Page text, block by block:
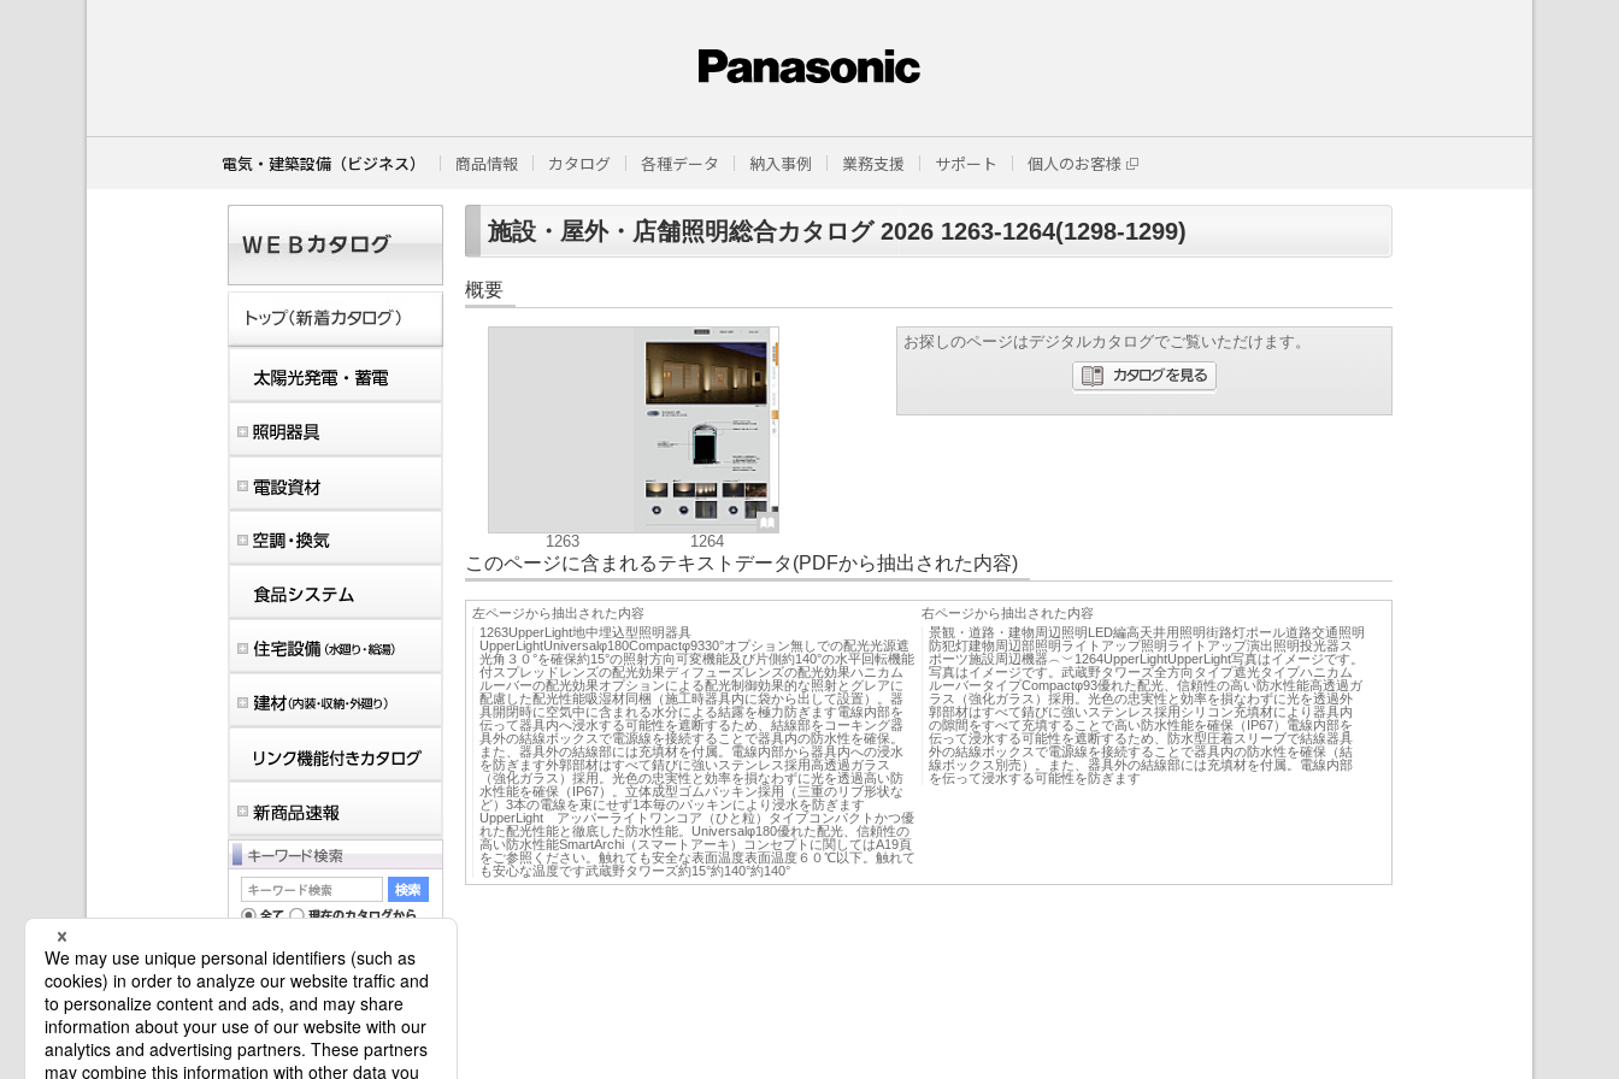
電気・建築設備（ビジネス） 商品情報 カタログ 各種データ 納入事例 業務支援 サポート 個人のお客様
施設・屋外・店舗照明総合カタログ 2026 1263-1264(1298-1299)
概要
1263 1264
お探しのページはデジタルカタログでご覧いただけます。
このページに含まれるテキストデータ(PDFから抽出された内容)
左ページから抽出された内容
1263UpperLight地中埋込型照明器具
UpperLightUniversalφ180Compactφ9330°オプション無しでの配光光源遮
光角３０°を確保約15°の照射方向可変機能及び片側約140°の水平回転機能
付スプレッドレンズの配光効果ディフューズレンズの配光効果ハニカム
ルーバーの配光効果オプションによる配光制御効果的な照射とグレアに
配慮した配光性能吸湿材同梱（施工時器具内に袋から出して設置）。器
具開閉時に空気中に含まれる水分による結露を極力防ぎます電線内部を
伝って器具内へ浸水する可能性を遮断するため、結線部をコーキング器
具外の結線ボックスで電源線を接続することで器具内の防水性を確保。
また、器具外の結線部には充填材を付属。電線内部から器具内への浸水
を防ぎます外郭部材はすべて錆びに強いステンレス採用高透過ガラス
（強化ガラス）採用。光色の忠実性と効率を損なわずに光を透過高い防
水性能を確保（IP67）。立体成型ゴムパッキン採用（三重のリブ形状な
ど）3本の電線を束にせず1本毎のパッキンにより浸水を防ぎます
UpperLight アッパーライトワンコア（ひと粒）タイプコンパクトかつ優
れた配光性能と徹底した防水性能。Universalφ180優れた配光、信頼性の
高い防水性能SmartArchi（スマートアーキ）コンセプトに関してはA19頁
をご参照ください。触れても安全な表面温度表面温度６０℃以下。触れて
も安心な温度です武蔵野タワーズ約15°約140°約140°
右ページから抽出された内容
景観・道路・建物周辺照明LED編高天井用照明街路灯ポール道路交通照明
防犯灯建物周辺部照明ライトアップ照明ライトアップ演出照明投光器ス
ポーツ施設周辺機器︵︶1264UpperLightUpperLight写真はイメージです。
写真はイメージです。武蔵野タワーズ全方向タイプ遮光タイプハニカム
ルーバータイプCompactφ93優れた配光、信頼性の高い防水性能高透過ガ
ラス（強化ガラス）採用。光色の忠実性と効率を損なわずに光を透過外
郭部材はすべて錆びに強いステンレス採用シリコン充填材により器具内
の隙間をすべて充填することで高い防水性能を確保（IP67）電線内部を
伝って浸水する可能性を遮断するため、防水型圧着スリーブで結線器具
外の結線ボックスで電源線を接続することで器具内の防水性を確保（結
線ボックス別売）。また、器具外の結線部には充填材を付属。電線内部
を伝って浸水する可能性を防ぎます
マイバインダーは空です。